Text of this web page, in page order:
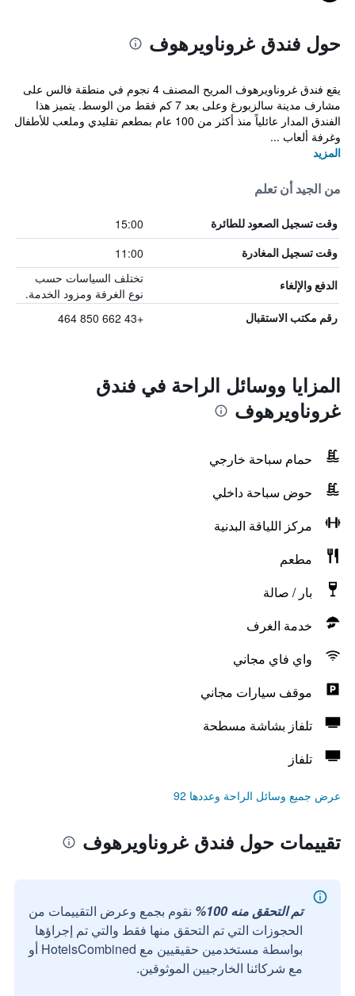
حول فندق غروناويرهوف
يقع فندق غروناويرهوف المريح المصنف 4 نجوم في منطقة فالس على
مشارف مدينة سالزبورغ وعلى بعد 7 كم فقط من الوسط. يتميز هذا
الفندق المدار عائلياً منذ أكثر من 100 عام بمطعم تقليدي وملعب للأطفال
وغرفة ألعاب ...
المزيد
من الجيد أن تعلم
وقت تسجيل الصعود للطائرة 15:00
وقت تسجيل المغادرة 11:00
الدفع والإلغاء
تختلف السياسات حسب
نوع الغرفة ومزود الخدمة.
رقم مكتب الاستقبال +43 662 850 464
المزايا ووسائل الراحة في فندق
غروناويرهوف
حمام سباحة خارجي
حوض سباحة داخلي
مركز اللياقة البدنية
مطعم
بار / صالة
خدمة الغرف
واي فاي مجاني
موقف سيارات مجاني
تلفاز بشاشة مسطحة
تلفاز
عرض جميع وسائل الراحة وعددها 92
تقييمات حول فندق غروناويرهوف
تم التحقق منه 100%
نقوم بجمع وعرض التقييمات من
الحجوزات التي تم التحقق منها فقط والتي تم إجراؤها
بواسطة مستخدمين حقيقيين مع HotelsCombined أو
مع شركائنا الخارجيين الموثوقين.